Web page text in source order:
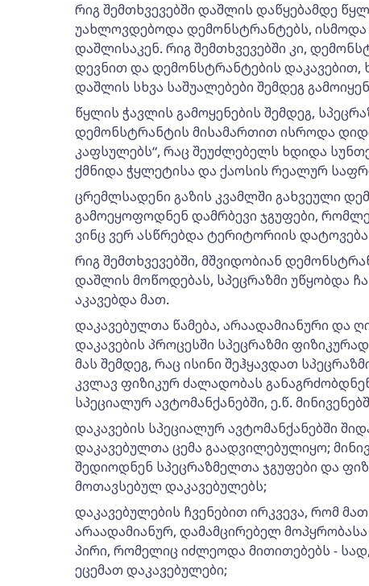
რიგ შემთხვევებში დაშლის დაწყებამდე
უახლოვდებოდა დემონსტრანტებს,
დაშლისაკენ. რიგ შემთხვევებში კი,
დევნით და დემონსტრანტების
დაშლის სხვა საშუალებები შემდეგ
წყლის ჭავლის გამოყენების შემდეგ,
დემონსტრანტის მისამართით ისროდა
კაფსულებს“, რაც შეუძლებელს ხდიდა
ქმნიდა ჭყლეტისა და ქაოსის რეალურ
ცრემლსადენი გაზის კვამლში გახვეული
გამოეყოფოდნენ დამრბევი ჯგუფები,
ვინც ვერ ასწრებდა ტერიტორიის
რიგ შემთხვევებში, მშვიდობიან
დაშლის მოწოდებას, სპეცრაზმი უწყობდა
აკავებდა მათ.
დაკავებულთა წამება, არაადამიანური და
დაკავების პროცესში სპეცრაზმი
მას შემდეგ, რაც ისინი შეჰყავდათ
კვლავ ფიზიკურ ძალადობას
სპეციალურ ავტომანქანებში, ე.წ.
დაკავების სპეციალურ ავტომანქანებში
დაკავებულთა ცემა გაადვილებულიყო;
შედიოდნენ სპეცრაზმელთა ჯგუფები და
მოთავსებულ დაკავებულებს;
დაკავებულების ჩვენებით ირკვევა, რომ
არაადამიანურ, დამამცირებელ
პირი, რომელიც იძლეოდა მითითებებს -
ეცემათ დაკავებულები;